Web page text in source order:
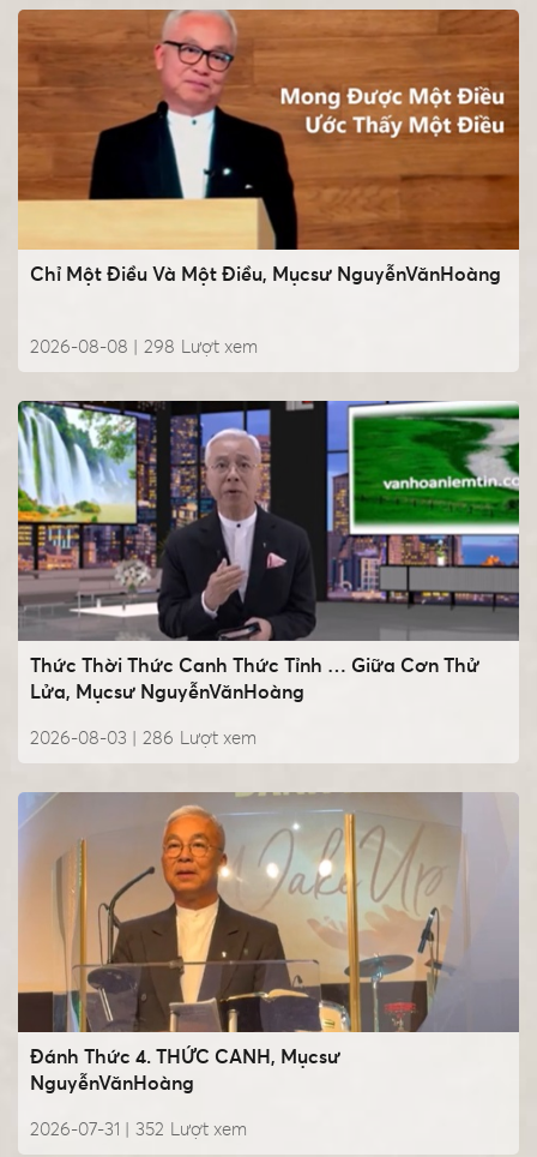
Chỉ Một Điều Và Một Điều, Mụcsư NguyễnVănHoàng
2026-08-08 | Lượt xem
298
Thức Thời Thức Canh Thức Tỉnh … Giữa Cơn Thử
Lửa, Mụcsư NguyễnVănHoàng
2026-08-03 | Lượt xem
286
Đánh Thức 4. THỨC CANH, Mụcsư
NguyễnVănHoàng
2026-07-31 | Lượt xem
352